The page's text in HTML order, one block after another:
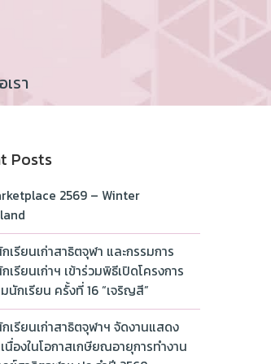
รา
Posts
2569 – Winter
เรียนเก่าสาธิตจุฬา และกรรมการ
เรียนเก่าฯ เข้าร่วมพิธีเปิดโครงการ
นักเรียน ครั้งที่ 16 “เจริญสี”
เรียนเก่าสาธิตจุฬาฯ จัดงานแสดง
นื่องในโอกาสเกษียณอายุการทำงาน